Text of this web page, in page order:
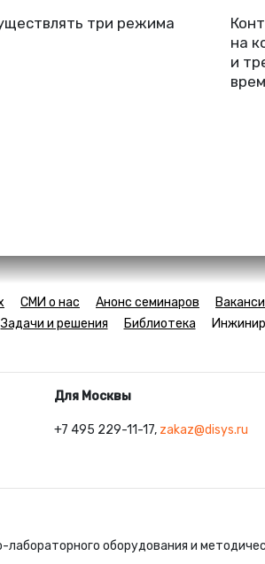
три режима
на
и
СМИ о нас Анонс семинаров
Задачи и решения
Библиотека
Для Москвы
+7 495 229-11-17, zakaz@disys.ru
оборудования и